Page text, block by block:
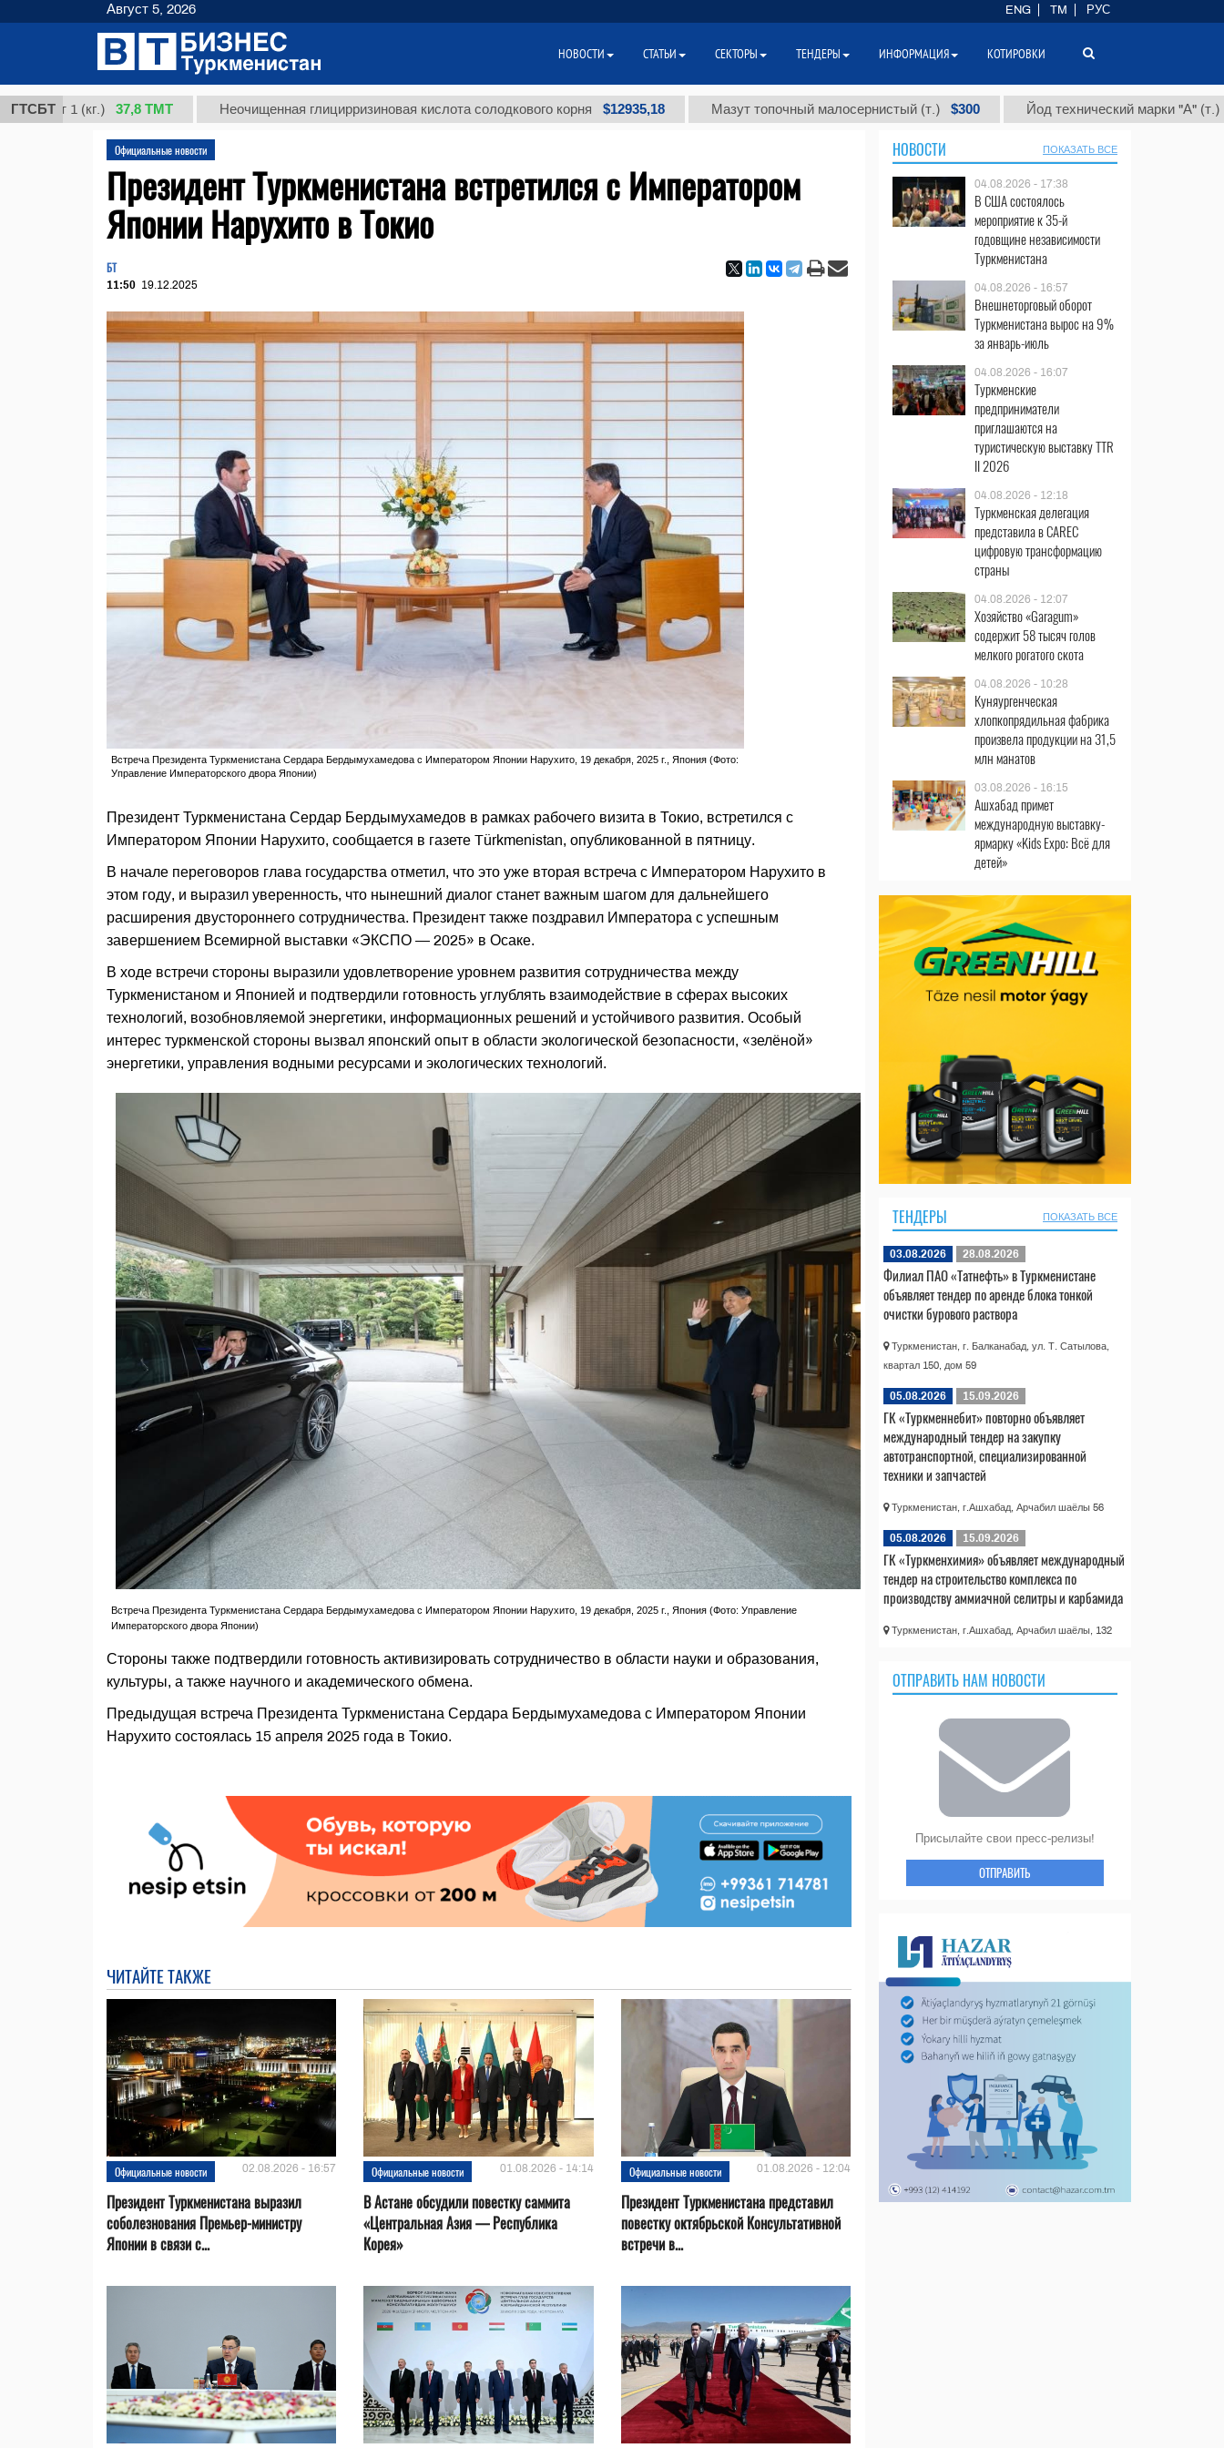
ГТСБТ
1 (кг.) 37,8 ТМТ Неочищенная глицирризиновая кислота солодкового корня $12935,18 Мазут топочный малосернистый (т.) $300 Йод технический марки "А" (т.) $86 000
Официальные новости
Президент Туркменистана встретился с Императором
Японии Нарухито в Токио
БТ
11:50 19.12.2025
Встреча Президента Туркменистана Сердара Бердымухамедова с Императором Японии Нарухито, 19 декабря, 2025 г., Япония (Фото:
Управление Императорского двора Японии)
Президент Туркменистана Сердар Бердымухамедов в рамках рабочего визита в Токио, встретился с
Императором Японии Нарухито, сообщается в газете Türkmenistan, опубликованной в пятницу.
В начале переговоров глава государства отметил, что это уже вторая встреча с Императором Нарухито в
этом году, и выразил уверенность, что нынешний диалог станет важным шагом для дальнейшего
расширения двустороннего сотрудничества. Президент также поздравил Императора с успешным
завершением Всемирной выставки «ЭКСПО — 2025» в Осаке.
В ходе встречи стороны выразили удовлетворение уровнем развития сотрудничества между
Туркменистаном и Японией и подтвердили готовность углублять взаимодействие в сферах высоких
технологий, возобновляемой энергетики, информационных решений и устойчивого развития. Особый
интерес туркменской стороны вызвал японский опыт в области экологической безопасности, «зелёной»
энергетики, управления водными ресурсами и экологических технологий.
Встреча Президента Туркменистана Сердара Бердымухамедова с Императором Японии Нарухито, 19 декабря, 2025 г., Япония (Фото: Управление
Императорского двора Японии)
Стороны также подтвердили готовность активизировать сотрудничество в области науки и образования,
культуры, а также научного и академического обмена.
Предыдущая встреча Президента Туркменистана Сердара Бердымухамедова с Императором Японии
Нарухито состоялась 15 апреля 2025 года в Токио.
ЧИТАЙТЕ ТАКЖЕ
Официальные новости 02.08.2026 - 16:57
Президент Туркменистана выразил
соболезнования Премьер-министру
Японии в связи с...
Официальные новости 01.08.2026 - 14:14
В Астане обсудили повестку саммита
«Центральная Азия — Республика
Корея»
Официальные новости 01.08.2026 - 12:04
Президент Туркменистана представил
повестку октябрьской Консультативной
встречи в...
НОВОСТИ ПОКАЗАТЬ ВСЕ
04.08.2026 - 17:38
В США состоялось
мероприятие к 35-й
годовщине независимости
Туркменистана
04.08.2026 - 16:57
Внешнеторговый оборот
Туркменистана вырос на 9%
за январь-июль
04.08.2026 - 16:07
Туркменские
предприниматели
приглашаются на
туристическую выставку TTR
II 2026
04.08.2026 - 12:18
Туркменская делегация
представила в CAREC
цифровую трансформацию
страны
04.08.2026 - 12:07
Хозяйство «Garagum»
содержит 58 тысяч голов
мелкого рогатого скота
04.08.2026 - 10:28
Куняургенческая
хлопкопрядильная фабрика
произвела продукции на 31,5
млн манатов
03.08.2026 - 16:15
Ашхабад примет
международную выставку-
ярмарку «Kids Expo: Всё для
детей»
ТЕНДЕРЫ ПОКАЗАТЬ ВСЕ
03.08.2026 28.08.2026
Филиал ПАО «Татнефть» в Туркменистане
объявляет тендер по аренде блока тонкой
очистки бурового раствора
Туркменистан, г. Балканабад, ул. Т. Сатылова,
квартал 150, дом 59
05.08.2026 15.09.2026
ГК «Туркменнебит» повторно объявляет
международный тендер на закупку
автотранспортной, специализированной
техники и запчастей
Туркменистан, г.Ашхабад, Арчабил шаёлы 56
05.08.2026 15.09.2026
ГК «Туркменхимия» объявляет международный
тендер на строительство комплекса по
производству аммиачной селитры и карбамида
Туркменистан, г.Ашхабад, Арчабил шаёлы, 132
ОТПРАВИТЬ НАМ НОВОСТИ
Присылайте свои пресс-релизы!
ОТПРАВИТЬ
Август 5, 2026 ENG TM РУС
НОВОСТИ СТАТЬИ СЕКТОРЫ ТЕНДЕРЫ ИНФОРМАЦИЯ КОТИРОВКИ